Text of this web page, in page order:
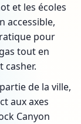
et les écoles
accessible,
pour
tout en
casher.
de la ville,
aux axes
Canyon